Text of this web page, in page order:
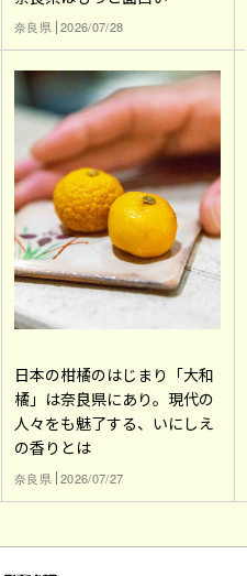
奈良県 2026/07/28
日本の柑橘のはじまり「大和
橘」は奈良県にあり。現代の
人々をも魅了する、いにしえ
の香りとは
奈良県 2026/07/27